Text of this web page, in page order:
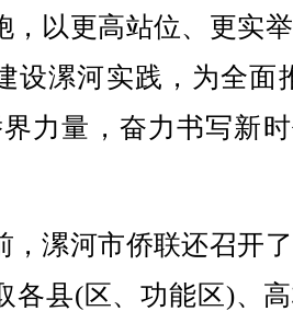
，以更高站位、更实
设漯河实践，为全面
力量，奋力书写新
漯河市侨联还召开
各县(区、功能区)、